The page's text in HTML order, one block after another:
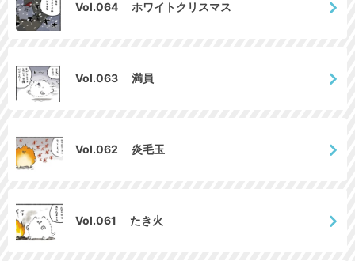
Vol.064 ホワイトクリスマス
Vol.063 満員
Vol.062 炎毛玉
Vol.061 たき火